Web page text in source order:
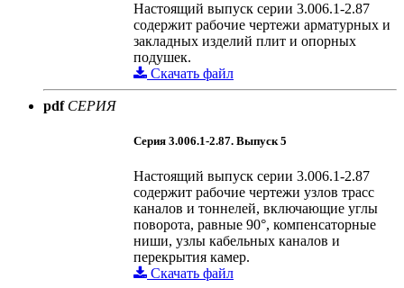
Настоящий выпуск серии 3.006.1-2.87
содержит рабочие чертежи арматурных и
закладных изделий плит и опорных
подушек.
Скачать файл
pdf СЕРИЯ
Серия 3.006.1-2.87. Выпуск 5
Настоящий выпуск серии 3.006.1-2.87
содержит рабочие чертежи узлов трасс
каналов и тоннелей, включающие углы
поворота, равные 90°, компенсаторные
ниши, узлы кабельных каналов и
перекрытия камер.
Скачать файл